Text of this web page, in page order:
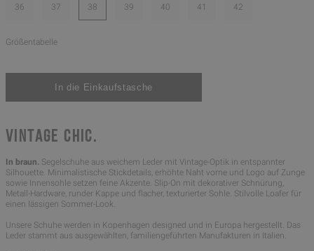
36 37 38 39 40 41 42
Größentabelle
VINTAGE CHIC.
In braun. Segelschuhe aus weichem Leder mit Vintage-Optik in entspannter
Silhouette. Minimalistische Stickdetails, erhöhte Naht vorne und Logo auf Zunge
sowie Innensohle setzen feine Akzente. Slip-On mit dekorativer Schnürung,
Metall-Hardware, runder Kappe und flacher, texturierter Sohle. Stilvolle Loafer für
einen lässigen Sommer-Look.
Unsere Schuhe werden in Kopenhagen designed und in Europa hergestellt. Das
Leder stammt aus ausgewählten, familiengeführten Manufakturen in Italien.